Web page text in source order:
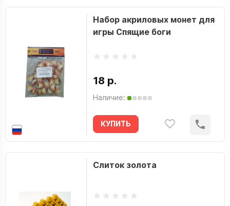
Набор акриловых монет для
игры Спящие боги
18 р.
Наличие:
КУПИТЬ
Слиток золота